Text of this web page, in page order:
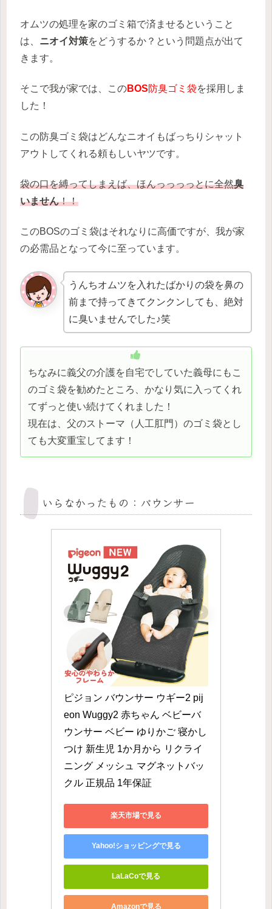
オムツの処理を家のゴミ箱で済ませるということ
は、 ニオイ対策をどうするか？という問題点が出て
きます。
そこで我が家では、このBOS防臭ゴミ袋を採用しま
した！
この防臭ゴミ袋はどんなニオイもばっちりシャット
アウトしてくれる頼もしいヤツです。
袋の口を縛ってしまえば、ほんっっっっとに全然臭
いません！！
このBOSのゴミ袋はそれなりに高価ですが、我が家
の必需品となって今に至っています。
うんちオムツを入れたばかりの袋を鼻の
前まで持ってきてクンクンしても、絶対
に臭いませんでした♪笑
ちなみに義父の介護を自宅でしていた義母にもこ
のゴミ袋を勧めたところ、かなり気に入ってくれ
てずっと使い続けてくれました！
現在は、父のストーマ（人工肛門）のゴミ袋とし
ても大変重宝してます！
いらなかったもの：バウンサー
ピジョン バウンサー ウギー2 pij
eon Wuggy2 赤ちゃん ベビーバ
ウンサー ベビー ゆりかご 寝かし
つけ 新生児 1か月から リクライ
ニング メッシュ マグネットバッ
クル 正規品 1年保証
楽天市場で見る
Yahoo!ショッピングで見る
LaLaCoで見る
Amazonで見る